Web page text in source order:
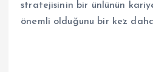
stratejisinin bir ünlünün
önemli olduğunu bir kez